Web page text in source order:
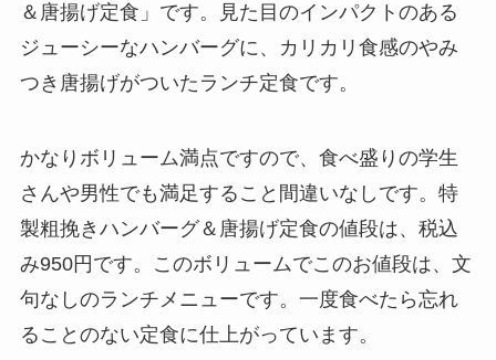
＆唐揚げ定食」です。見た目のインパクトのある
ジューシーなハンバーグに、カリカリ食感のやみ
つき唐揚げがついたランチ定食です。
かなりボリューム満点ですので、食べ盛りの学生
さんや男性でも満足すること間違いなしです。特
製粗挽きハンバーグ＆唐揚げ定食の値段は、税込
み950円です。このボリュームでこのお値段は、文
句なしのランチメニューです。一度食べたら忘れ
ることのない定食に仕上がっています。